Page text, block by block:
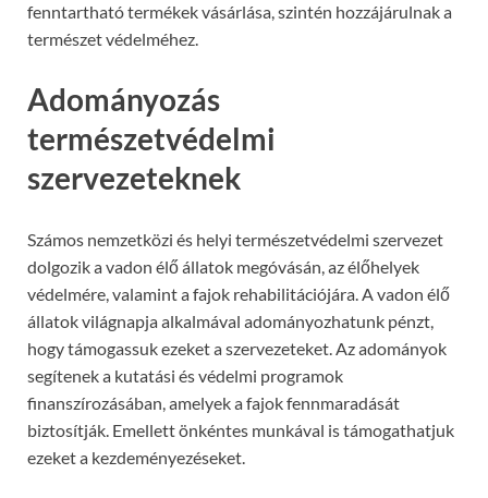
fenntartható termékek vásárlása, szintén hozzájárulnak a
természet védelméhez.
Adományozás
természetvédelmi
szervezeteknek
Számos nemzetközi és helyi természetvédelmi szervezet
dolgozik a vadon élő állatok megóvásán, az élőhelyek
védelmére, valamint a fajok rehabilitációjára. A vadon élő
állatok világnapja alkalmával adományozhatunk pénzt,
hogy támogassuk ezeket a szervezeteket. Az adományok
segítenek a kutatási és védelmi programok
finanszírozásában, amelyek a fajok fennmaradását
biztosítják. Emellett önkéntes munkával is támogathatjuk
ezeket a kezdeményezéseket.